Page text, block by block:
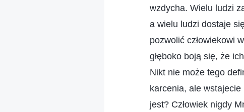
wzdycha. Wielu ludzi
a wielu ludzi dostaje
pozwolić człowiekowi
głęboko boją się, że
Nikt nie może tego
karcenia, ale
jest? Człowiek nigdy